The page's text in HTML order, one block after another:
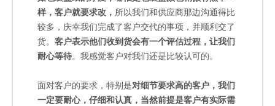
样，客户就要求改， 所以我们和供应商那边沟通得比
较多，庆幸我们完成了客户交代的事项，并顺利交了
货。 客户表示他们收到货会有一个评估过程，让我们
耐心等待。我感觉客户对我们还是比较认可的。
面对客户的要求，特别是对细节要求高的客户，我们
一定要耐心，仔细和认真，当然前提是客户有实际需